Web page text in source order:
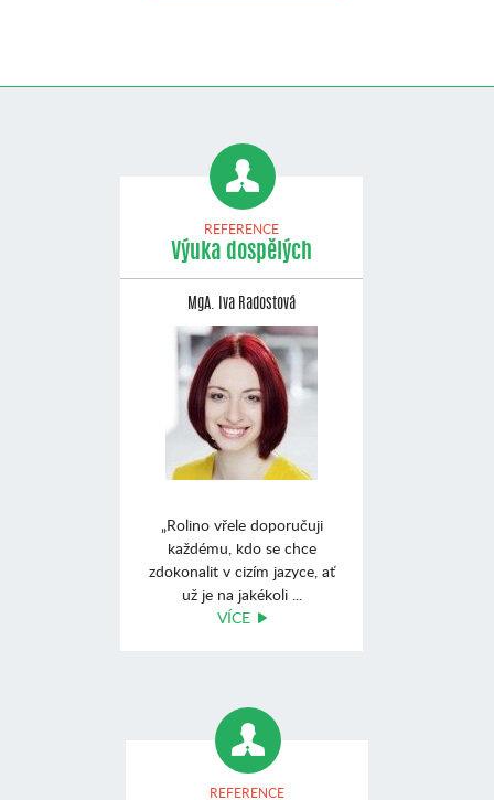
REFERENCE
Výuka dospělých
MgA. Iva Radostová
„Rolino vřele doporučuji
každému, kdo se chce
zdokonalit v cizím jazyce, ať
už je na jakékoli ...
VÍCE
REFERENCE